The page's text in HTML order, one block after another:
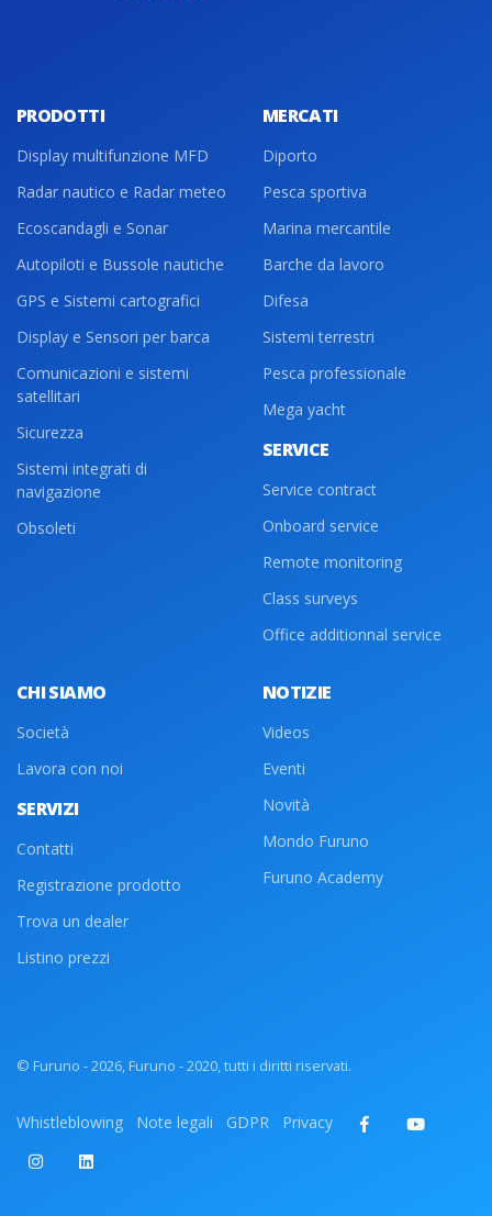
PRODOTTI
Display multifunzione MFD
Radar nautico e Radar meteo
Ecoscandagli e Sonar
Autopiloti e Bussole nautiche
GPS e Sistemi cartografici
Display e Sensori per barca
Comunicazioni e sistemi
satellitari
Sicurezza
Sistemi integrati di
navigazione
Obsoleti
MERCATI
Diporto
Pesca sportiva
Marina mercantile
Barche da lavoro
Difesa
Sistemi terrestri
Pesca professionale
Mega yacht
SERVICE
Service contract
Onboard service
Remote monitoring
Class surveys
Office additionnal service
CHI SIAMO
Società
Lavora con noi
SERVIZI
Contatti
Registrazione prodotto
Trova un dealer
Listino prezzi
NOTIZIE
Videos
Eventi
Novità
Mondo Furuno
Furuno Academy
© Furuno - 2026, Furuno - 2020, tutti i diritti riservati.
Whistleblowing Note legali GDPR Privacy